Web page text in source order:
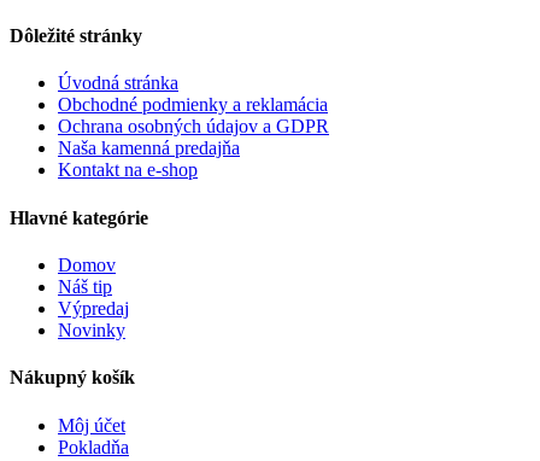
Dôležité stránky
Úvodná stránka
Obchodné podmienky a reklamácia
Ochrana osobných údajov a GDPR
Naša kamenná predajňa
Kontakt na e-shop
Hlavné kategórie
Domov
Náš tip
Výpredaj
Novinky
Nákupný košík
Môj účet
Pokladňa